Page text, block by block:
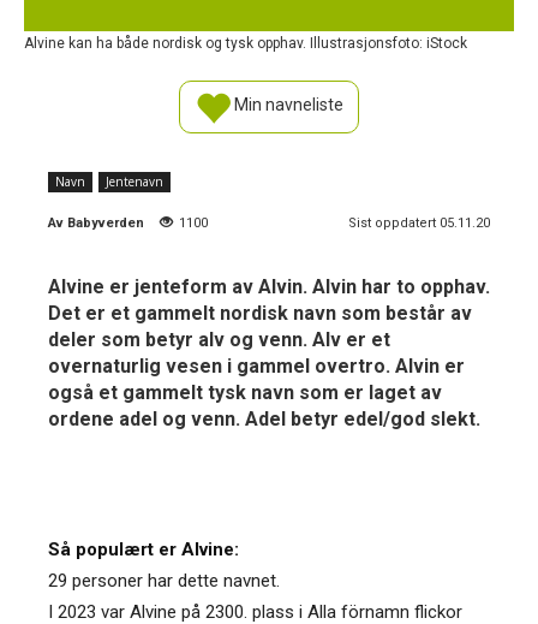
Alvine kan ha både nordisk og tysk opphav. Illustrasjonsfoto: iStock
Min navneliste
Navn Jentenavn
Av Babyverden 1100 Sist oppdatert 05.11.20
Alvine er jenteform av Alvin. Alvin har to opphav.
Det er et gammelt nordisk navn som består av
deler som betyr alv og venn. Alv er et
overnaturlig vesen i gammel overtro. Alvin er
også et gammelt tysk navn som er laget av
ordene adel og venn. Adel betyr edel/god slekt.
Så populært er Alvine:
29 personer har dette navnet.
I 2023 var Alvine på 2300. plass i Alla förnamn flickor